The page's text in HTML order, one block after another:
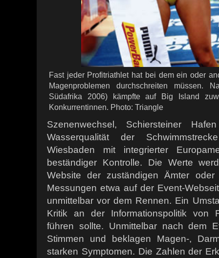
Fast jeder Profitriathlet hat bei dem ein oder
Magenproblemen durchschreiten müssen.
Südafrika 2006) kämpfte auf Big Island
Konkurrentinnen. Photo: Triangle
Szenenwechsel, Schiersteiner
Wasserqualität der
Wiesbaden mit integrierter
beständiger Kontrolle. Die Werte
Website der zuständigen Ämter
Messungen etwa auf der Event-
unmittelbar vor dem Rennen. Ein
Kritik an der Informationspolitik von
führen sollte. Unmittelbar nach dem
Stimmen und beklagen Magen-,
starken Symptomen. Die Zahlen der